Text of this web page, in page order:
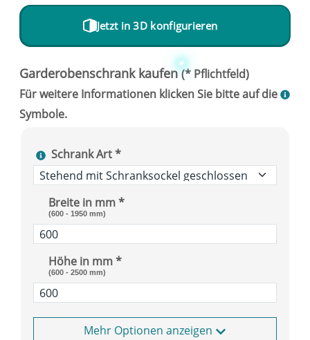
Jetzt in 3D konfigurieren
Schrank Art *
Breite in mm *
(600 - 1950 mm)
Höhe in mm *
(600 - 2500 mm)
Optionen anzeigen